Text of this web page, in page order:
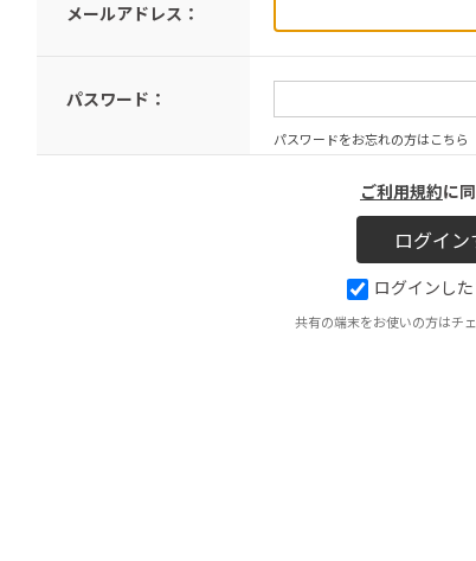
メールアドレス：
パスワード：
パスワードをお忘れの方はこちら
ご利用規約に
ログインし
共有の端末をお使いの方はチ